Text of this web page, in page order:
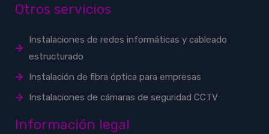
Otros servicios
Instalaciones de redes informáticas y cableado
estructurado
Instalación de fibra óptica para empresas
Instalaciones de cámaras de seguridad CCTV
Información legal